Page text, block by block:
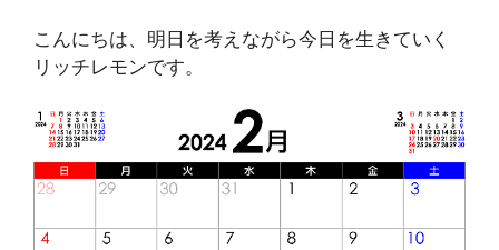
こんにちは、明日を考えながら今日を生きていく
リッチレモンです。